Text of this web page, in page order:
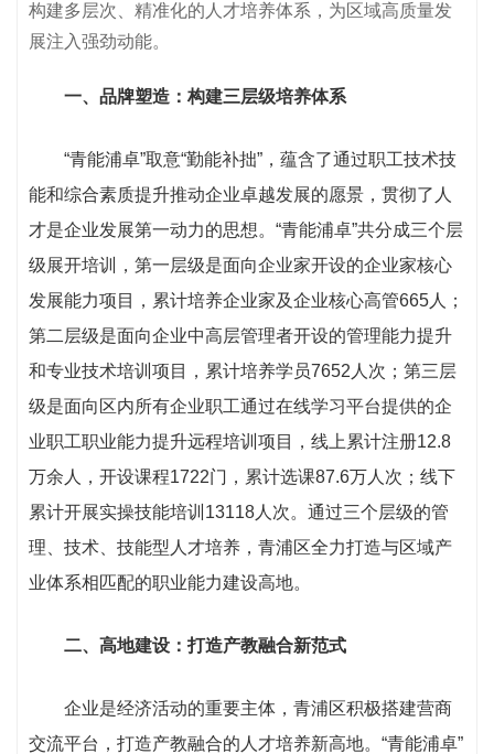
构建多层次、精准化的人才培养体系，为区域高质量发
展注入强劲动能。
一、品牌塑造：构建三层级培养体系
“青能浦卓”取意“勤能补拙”，蕴含了通过职工技术技
能和综合素质提升推动企业卓越发展的愿景，贯彻了人
才是企业发展第一动力的思想。“青能浦卓”共分成三个层
级展开培训，第一层级是面向企业家开设的企业家核心
发展能力项目，累计培养企业家及企业核心高管665人；
第二层级是面向企业中高层管理者开设的管理能力提升
和专业技术培训项目，累计培养学员7652人次；第三层
级是面向区内所有企业职工通过在线学习平台提供的企
业职工职业能力提升远程培训项目，线上累计注册12.8
万余人，开设课程1722门，累计选课87.6万人次；线下
累计开展实操技能培训13118人次。通过三个层级的管
理、技术、技能型人才培养，青浦区全力打造与区域产
业体系相匹配的职业能力建设高地。
二、高地建设：打造产教融合新范式
企业是经济活动的重要主体，青浦区积极搭建营商
交流平台，打造产教融合的人才培养新高地。“青能浦卓”